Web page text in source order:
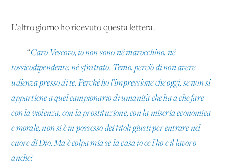
L’altro giorno ho ricevuto questa lettera.
“Caro Vescovo, io non sono né marocchino, né
tossicodipendente, né sfrattato. Temo, perciò di non avere
udienza presso di te. Perché ho l’impressione che oggi, se non si
appartiene a quel campionario di umanità che ha a che fare
con la violenza, con la prostituzione, con la miseria economica
e morale, non si è in possesso dei titoli giusti per entrare nel
cuore di Dio. Ma è colpa mia se la casa io ce l’ho e il lavoro
anche?